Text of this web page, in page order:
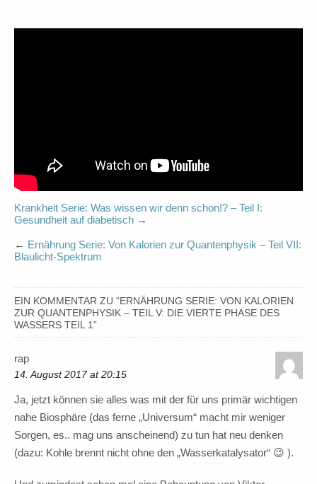
Krankheit Serie: Was wissen wir denn schon!? – Teil I:
Gesundheit auf diabetisch →
← Ernährung Serie: Von Kalorien zur Quantenphysik – Teil VII:
Blaulicht-Spektrum
EIN KOMMENTAR ZU “ ERNÄHRUNG SERIE: VON KALORIEN
ZUR QUANTENPHYSIK – TEIL V: DIE VIERTE PHASE DES
WASSERS TEIL 1 ”
rap
14. August 2017 at 20:15
Ja, jetzt können sie alles was mit der für uns primär wichtigen
nahe Biosphäre (das ferne „Universum“ macht mir weniger
Sorgen, es.. mag uns anscheinend) zu tun hat neu denken
(dazu: Kohle brennt nicht ohne den „Wasserkatalysator“ 😉 ).